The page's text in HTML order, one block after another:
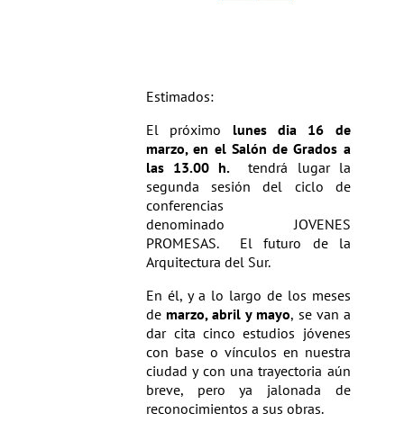
Estimados:
El próximo lunes dia 16 de
marzo, en el Salón de Grados a
las 13.00 h. tendrá lugar la
segunda sesión del ciclo de
conferencias
denominado JOVENES
PROMESAS. El futuro de la
Arquitectura del Sur.
En él, y a lo largo de los meses
demarzo, abril y mayo, se van a
dar cita cinco estudios jóvenes
con base o vínculos en nuestra
ciudad y con una trayectoria aún
breve, pero ya jalonada de
reconocimientos a sus obras.